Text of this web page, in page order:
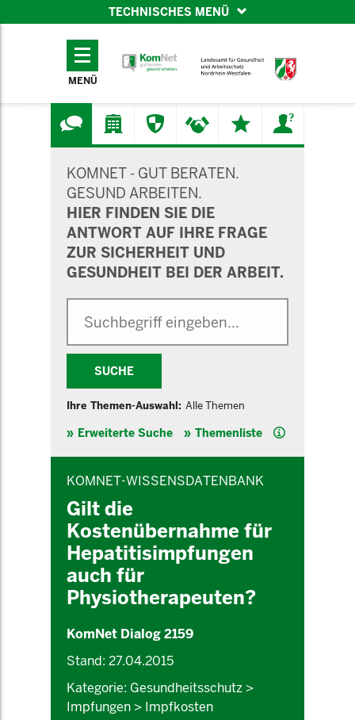
TECHNISCHES MENÜ
TECHNISCHES
MENÜ
KOMNET - GUT BERATEN.
GESUND ARBEITEN.
HIER FINDEN SIE DIE
ANTWORT AUF IHRE FRAGE
ZUR SICHERHEIT UND
GESUNDHEIT BEI DER ARBEIT.
SUCHE
Ihre Themen-Auswahl: Alle Themen
Erweiterte Suche Themenliste Hilfe
KOMNET-WISSENSDATENBANK
Gilt die
Kostenübernahme für
Hepatitisimpfungen
auch für
Physiotherapeuten?
KomNet Dialog 2159
Stand: 27.04.2015
Kategorie: Gesundheitsschutz >
Impfungen > Impfkosten